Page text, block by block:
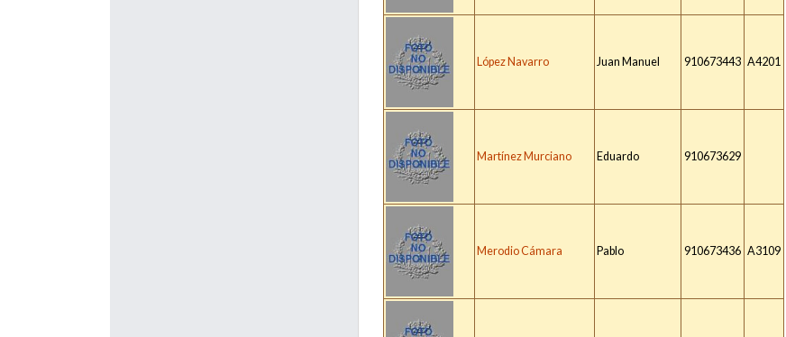
López Navarro Juan Manuel 910673443 A4201
Martínez Murciano Eduardo 910673629
Merodio Cámara Pablo 910673436 A3109